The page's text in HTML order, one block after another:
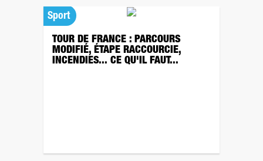
Sport
TOUR DE FRANCE : PARCOURS
MODIFIÉ, ÉTAPE RACCOURCIE,
INCENDIES... CE QU'IL FAUT...